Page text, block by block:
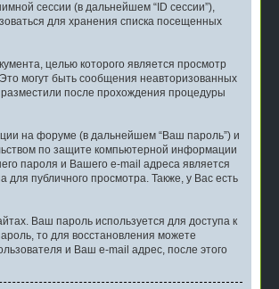
сессии (в дальнейшем “ID сессии”),
для хранения списка посещенных
целью которого является просмотр
могут быть сообщения неавторизованных
после прохождения процедуры
на форуме (в дальнейшем “Ваш пароль”) и
по защите компьютерной информации
пароля и Вашего e-mail адреса является
публичного просмотра. Также, у Вас есть
Ваш пароль используется для доступа к
то для восстановления можете
и Ваш e-mail адрес, после этого